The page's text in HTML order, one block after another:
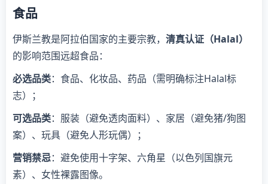
食品
伊斯兰教是阿拉伯国家的主要宗教， 清真认证（Halal）
的影响范围远超食品：
必选品类：食品、化妆品、药品（需明确标注Halal标
志）；
可选品类：服装（避免透肉面料）、家居（避免猪/狗图
案）、玩具（避免人形玩偶）；
营销禁忌：避免使用十字架、六角星（以色列国旗元
素）、女性裸露图像。